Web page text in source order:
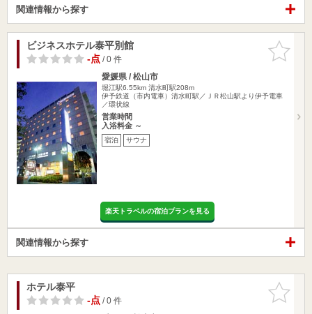
関連情報から探す
お気に入
りに追加
ビジネスホテル泰平別館
-点/ 0 件
愛媛県 / 松山市
堀江駅6.55km 清水町駅208m
伊予鉄道（市内電車）清水町駅／ＪＲ松山駅より伊予電車
／環状線
営業時間
入浴料金 ～
宿泊 サウナ
楽天トラベルの宿泊プランを見る
関連情報から探す
お気に入
りに追加
ホテル泰平
-点/ 0 件